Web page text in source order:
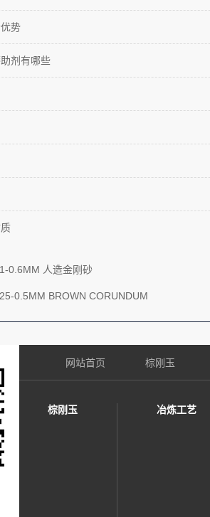
势
剂有哪些
0.6MM 人造金刚砂
0.5MM BROWN CORUNDUM
网站首页 棕刚玉
棕刚玉 冶炼工艺